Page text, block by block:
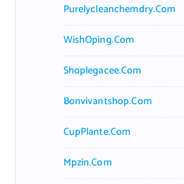
Purelycleanchemdry.com
WishOping.com
Shoplegacee.com
Bonvivantshop.com
CupPlante.com
Mpzin.com